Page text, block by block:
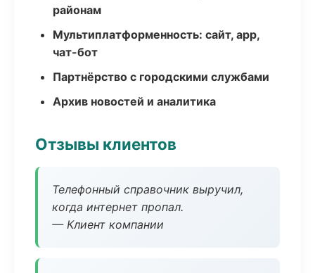
районам
Мультиплатформенность: сайт, app,
чат-бот
Партнёрство с городскими службами
Архив новостей и аналитика
Отзывы клиентов
Телефонный справочник выручил,
когда интернет пропал.
— Клиент компании